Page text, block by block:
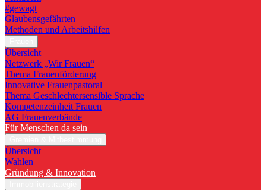
#gewagt
Glaubensgefährten
Methoden und Arbeitshilfen
Übersicht
Netzwerk „Wir Frauen“
Thema Frauenförderung
Innovative Frauenpastoral
Thema Geschlechtersensible Sprache
Kompetenzeinheit Frauen
AG Frauenverbände
Für Menschen da sein
Übersicht
Wahlen
Gründung & Innovation